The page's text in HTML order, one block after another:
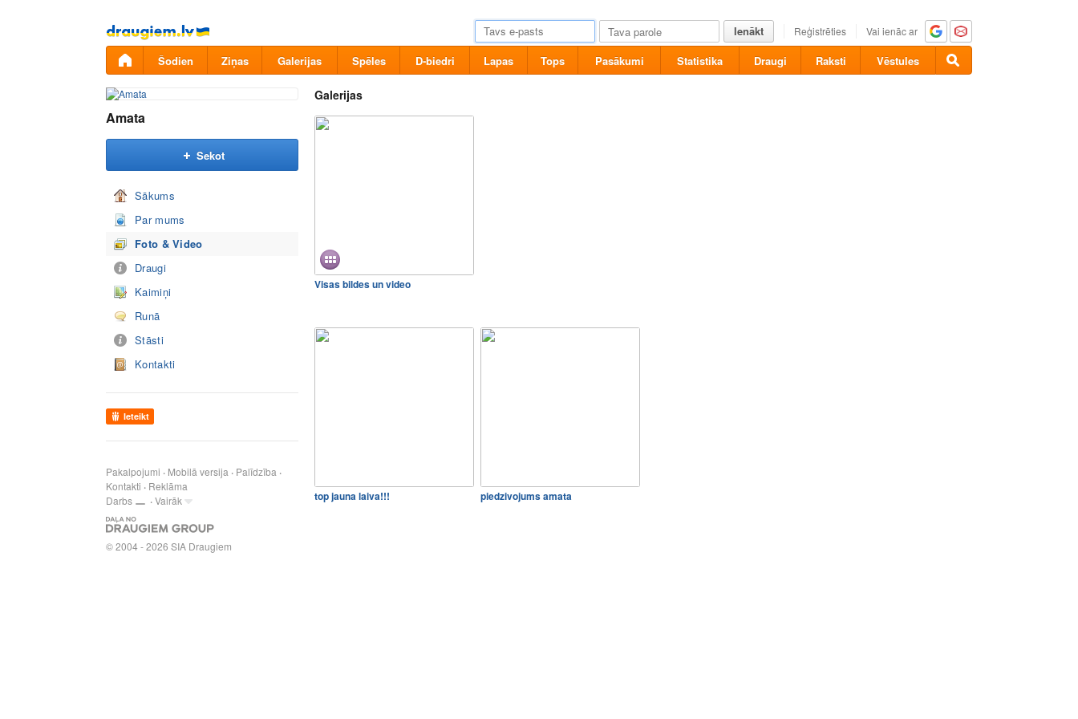
Pāriet
uz
saturu
Ienākt Reģistrēties Vai ienāc ar
Šodien Ziņas Galerijas Spēles D-biedri Lapas Tops Pasākumi Statistika Draugi Raksti Vēstules
Amata
Sekot
Sākums
Par mums
Foto & Video
Draugi
Kaimiņi
Runā
Stāsti
Kontakti
Ieteikt
Pakalpojumi Mobilā versija
Palīdzība
Kontakti
Reklāma
Darbs
Vairāk
© 2004 - 2026 SIA Draugiem
Galerijas
Visas bildes un video
top jauna laiva!!! piedzivojums amata